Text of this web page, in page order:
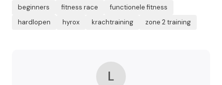
beginners fitness race
functionele fitness
hardlopen
hyrox krachtraining zone 2 training
L